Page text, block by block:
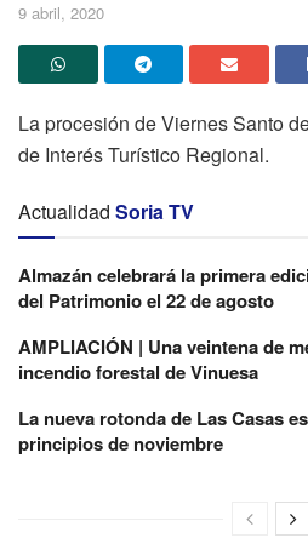
9 abril, 2020
La procesión de Viernes Santo
de Interés Turístico Regional.
Actualidad Soria TV
Almazán celebrará la primera
del Patrimonio el 22 de agosto
AMPLIACIÓN | Una veintena de
incendio forestal de Vinuesa
La nueva rotonda de Las Casas
principios de noviembre